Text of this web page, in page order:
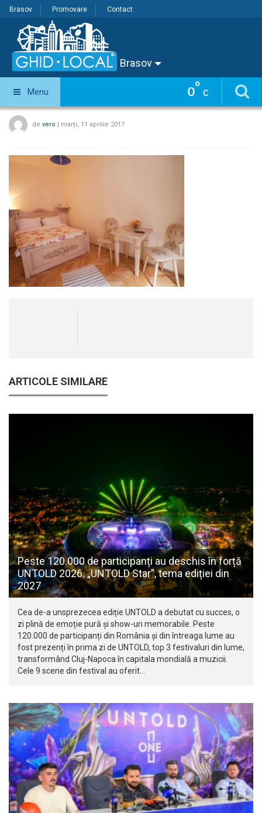
Brasov Promovare Contact
Brasov
0° C
Menu
de vero | marți, 11 aprilie 2017
ARTICOLE SIMILARE
Peste 120.000 de participanți au deschis în forță
UNTOLD 2026. „UNTOLD Star”, tema ediției din
2027
Cea de-a unsprezecea ediție UNTOLD a debutat cu succes, o
zi plină de emoție pură și show-uri memorabile. Peste
120.000 de participanți din România și din întreaga lume au
fost prezenți în prima zi de UNTOLD, top 3 festivaluri din lume,
transformând Cluj-Napoca în capitala mondială a muzicii.
Cele 9 scene din festival au oferit…